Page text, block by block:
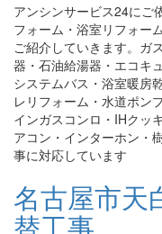
アンシンサービス24にご
フォーム・浴室リフォー
ご紹介していきます。ガ
器・石油給湯器・エコキ
システムバス・浴室暖房
レリフォーム・水道ポン
インガスコンロ・IHクッ
アコン・インターホン・
事に対応しています
名古屋市天
替工事